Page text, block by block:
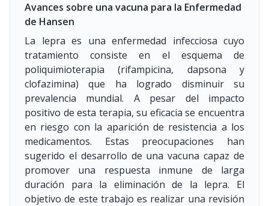
Avances sobre una vacuna para la Enfermedad
de Hansen
La lepra es una enfermedad infecciosa cuyo
tratamiento consiste en el esquema de
poliquimioterapia (rifampicina, dapsona y
clofazimina) que ha logrado disminuir su
prevalencia mundial. A pesar del impacto
positivo de esta terapia, su eficacia se encuentra
en riesgo con la aparición de resistencia a los
medicamentos. Estas preocupaciones han
sugerido el desarrollo de una vacuna capaz de
promover una respuesta inmune de larga
duración para la eliminación de la lepra. El
objetivo de este trabajo es realizar una revisión